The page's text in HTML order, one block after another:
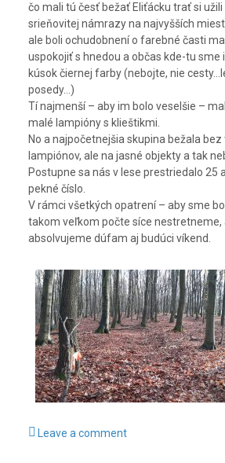
čo mali tú česť bežať Eliťácku trať si
srieňovitej námrazy na najvyšších
ale boli ochudobnení o farebné časti
uspokojiť s hnedou a občas kde-tu sme
kúsok čiernej farby (nebojte, nie
posedy…)
Tí najmenší – aby im bolo veselšie –
malé lampióny s klieštikmi.
No a najpočetnejšia skupina bežala
lampiónov, ale na jasné objekty a tak
Postupne sa nás v lese prestriedalo 25
pekné číslo.
V rámci všetkých opatrení – aby sme
takom veľkom počte síce nestretneme,
absolvujeme dúfam aj budúci víkend.
Leave a comment